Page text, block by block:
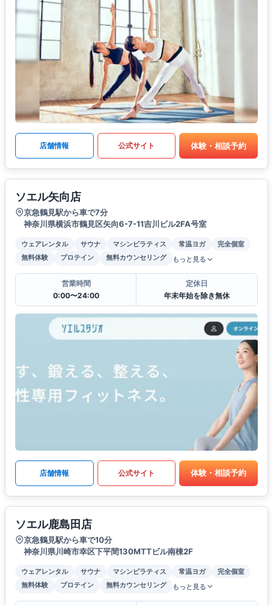
店舗情報 公式サイト 体験・相談予約
ソエル矢向店
京急鶴見駅から車で7分
神奈川県横浜市鶴見区矢向6-7-11吉川ビル2FA号室
ウェアレンタル サウナ マシンピラティス 常温ヨガ
完全個室
無料体験
プロテイン 無料カウンセリング もっと見る
営業時間
0:00〜24:00
定休日
年末年始を除き無休
店舗情報 公式サイト 体験・相談予約
ソエル鹿島田店
京急鶴見駅から車で10分
神奈川県川崎市幸区下平間130MTTビル南棟2F
ウェアレンタル サウナ マシンピラティス 常温ヨガ
完全個室
無料体験
プロテイン 無料カウンセリング もっと見る